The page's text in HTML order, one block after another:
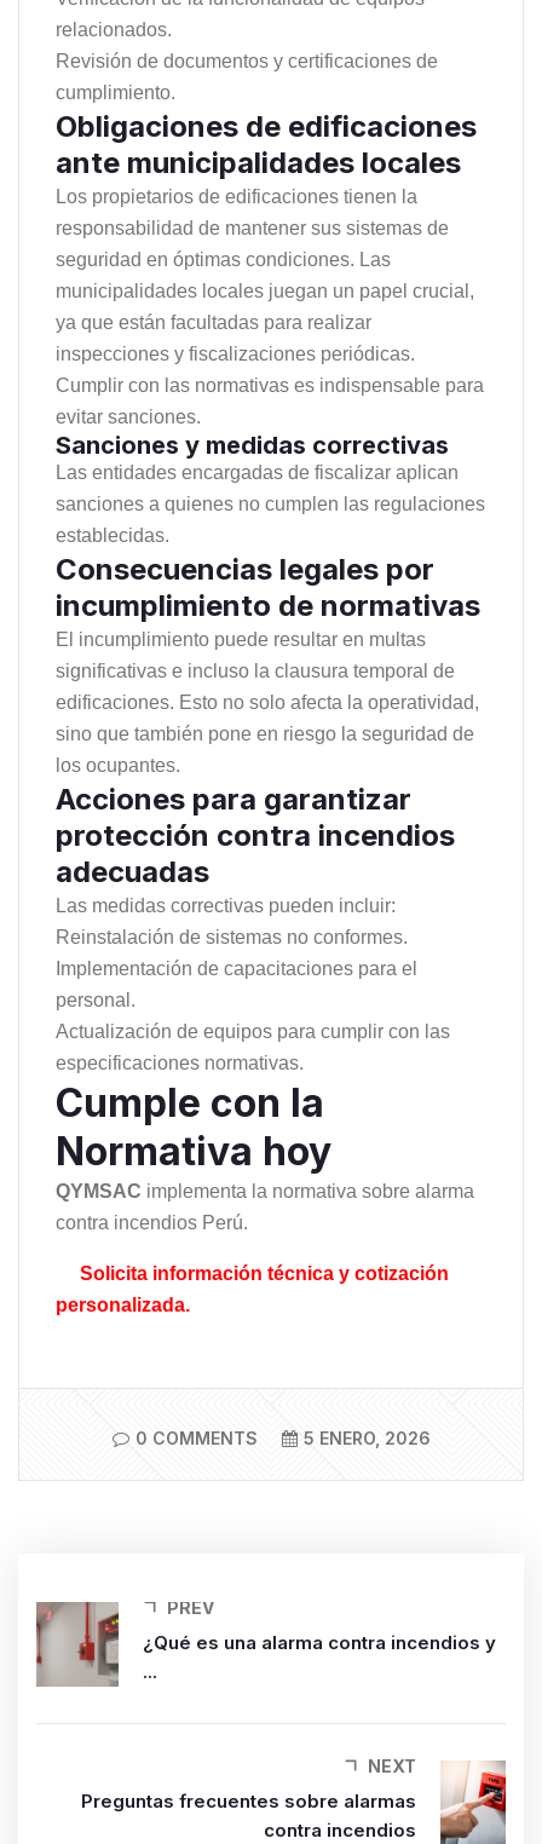
relacionados.
Revisión de documentos y certificaciones de
cumplimiento.
Obligaciones de edificaciones
ante municipalidades locales
Los propietarios de edificaciones tienen la
responsabilidad de mantener sus sistemas de
seguridad en óptimas condiciones. Las
municipalidades locales juegan un papel crucial,
ya que están facultadas para realizar
inspecciones y fiscalizaciones periódicas.
Cumplir con las normativas es indispensable para
evitar sanciones.
Sanciones y medidas correctivas
Las entidades encargadas de fiscalizar aplican
sanciones a quienes no cumplen las regulaciones
establecidas.
Consecuencias legales por
incumplimiento de normativas
El incumplimiento puede resultar en multas
significativas e incluso la clausura temporal de
edificaciones. Esto no solo afecta la operatividad,
sino que también pone en riesgo la seguridad de
los ocupantes.
Acciones para garantizar
protección contra incendios
adecuadas
Las medidas correctivas pueden incluir:
Reinstalación de sistemas no conformes.
Implementación de capacitaciones para el
personal.
Actualización de equipos para cumplir con las
especificaciones normativas.
Cumple con la
Normativa hoy
QYMSAC implementa la normativa sobre alarma
contra incendios Perú.
Solicita información técnica y cotización
personalizada.
0 COMMENTS 5 ENERO, 2026
PREV
¿Qué es una alarma contra incendios y
...
NEXT
Preguntas frecuentes sobre alarmas
contra incendios